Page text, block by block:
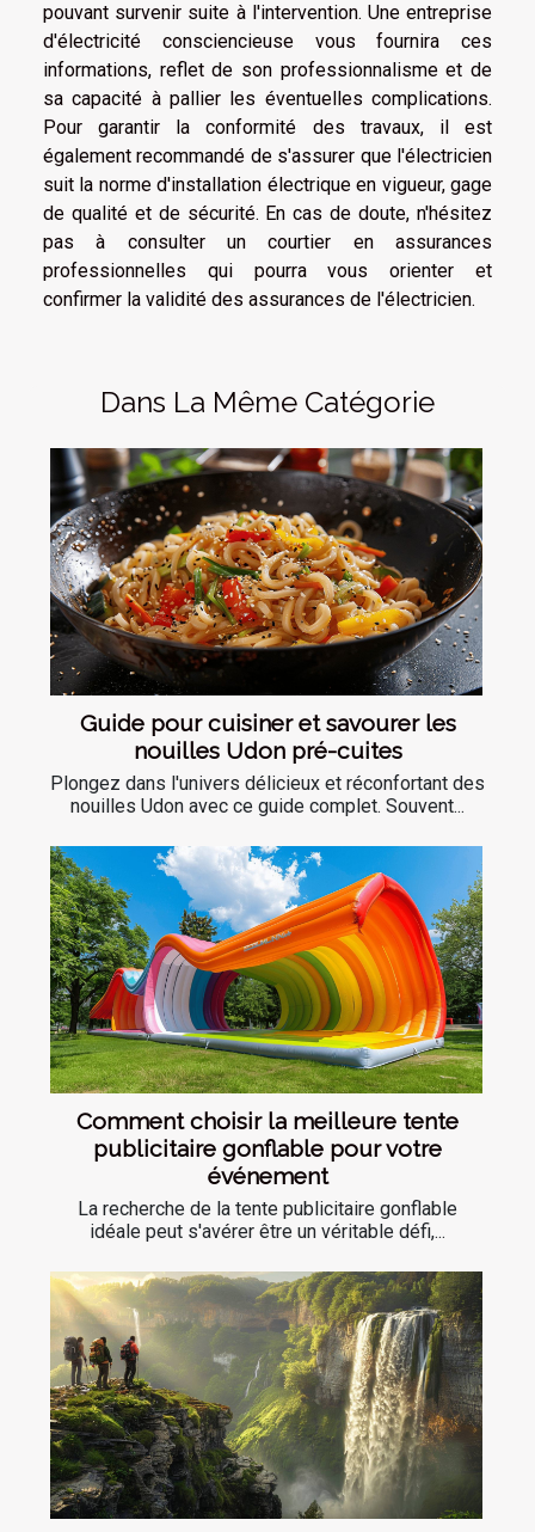
pouvant survenir suite à l'intervention. Une entreprise
d'électricité consciencieuse vous fournira ces
informations, reflet de son professionnalisme et de
sa capacité à pallier les éventuelles complications.
Pour garantir la conformité des travaux, il est
également recommandé de s'assurer que l'électricien
suit la norme d'installation électrique en vigueur, gage
de qualité et de sécurité. En cas de doute, n'hésitez
pas à consulter un courtier en assurances
professionnelles qui pourra vous orienter et
confirmer la validité des assurances de l'électricien.
Dans La Même Catégorie
Guide pour cuisiner et savourer les
nouilles Udon pré-cuites
Plongez dans l'univers délicieux et réconfortant des
nouilles Udon avec ce guide complet. Souvent...
Comment choisir la meilleure tente
publicitaire gonflable pour votre
événement
La recherche de la tente publicitaire gonflable
idéale peut s'avérer être un véritable défi,...